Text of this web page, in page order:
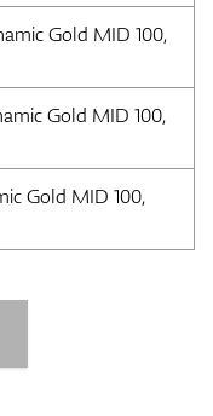
Gold MID 100,
Gold MID 100,
Gold MID 100,